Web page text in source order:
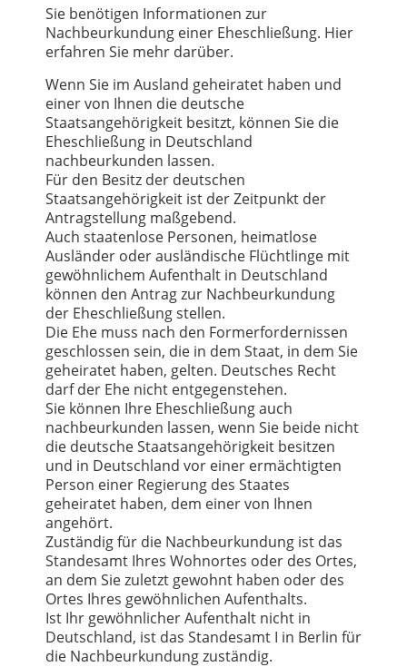
Sie benötigen Informationen zur
Nachbeurkundung einer Eheschließung. Hier
erfahren Sie mehr darüber.
Wenn Sie im Ausland geheiratet haben und
einer von Ihnen die deutsche
Staatsangehörigkeit besitzt, können Sie die
Eheschließung in Deutschland
nachbeurkunden lassen.
Für den Besitz der deutschen
Staatsangehörigkeit ist der Zeitpunkt der
Antragstellung maßgebend.
Auch staatenlose Personen, heimatlose
Ausländer oder ausländische Flüchtlinge mit
gewöhnlichem Aufenthalt in Deutschland
können den Antrag zur Nachbeurkundung
der Eheschließung stellen.
Die Ehe muss nach den Formerfordernissen
geschlossen sein, die in dem Staat, in dem Sie
geheiratet haben, gelten. Deutsches Recht
darf der Ehe nicht entgegenstehen.
Sie können Ihre Eheschließung auch
nachbeurkunden lassen, wenn Sie beide nicht
die deutsche Staatsangehörigkeit besitzen
und in Deutschland vor einer ermächtigten
Person einer Regierung des Staates
geheiratet haben, dem einer von Ihnen
angehört.
Zuständig für die Nachbeurkundung ist das
Standesamt Ihres Wohnortes oder des Ortes,
an dem Sie zuletzt gewohnt haben oder des
Ortes Ihres gewöhnlichen Aufenthalts.
Ist Ihr gewöhnlicher Aufenthalt nicht in
Deutschland, ist das Standesamt I in Berlin für
die Nachbeurkundung zuständig.